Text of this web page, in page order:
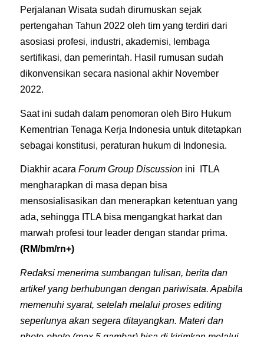
Perjalanan Wisata sudah dirumuskan sejak
pertengahan Tahun 2022 oleh tim yang terdiri dari
asosiasi profesi, industri, akademisi, lembaga
sertifikasi, dan pemerintah. Hasil rumusan sudah
dikonvensikan secara nasional akhir November
2022.
Saat ini sudah dalam penomoran oleh Biro Hukum
Kementrian Tenaga Kerja Indonesia untuk ditetapkan
sebagai konstitusi, peraturan hukum di Indonesia.
Diakhir acara Forum Group Discussionini ITLA
mengharapkan di masa depan bisa
mensosialisasikan dan menerapkan ketentuan yang
ada, sehingga ITLA bisa mengangkat harkat dan
marwah profesi tour leader dengan standar prima.
(RM/bm/rn+)
Redaksi menerima sumbangan tulisan, berita dan
artikel yang berhubungan dengan pariwisata. Apabila
memenuhi syarat, setelah melalui proses editing
seperlunya akan segera ditayangkan. Materi dan